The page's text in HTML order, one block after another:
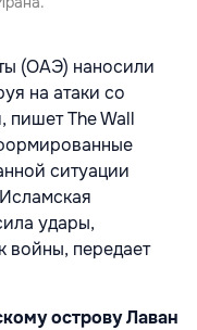
(ОАЭ) наносили
на атаки со
пишет The Wall
ситуации
удары,
войны, передает
острову Лаван